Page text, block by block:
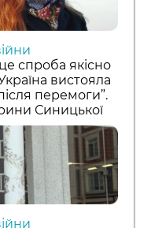
спроба якісно
вистояла
перемоги”.
Синицької